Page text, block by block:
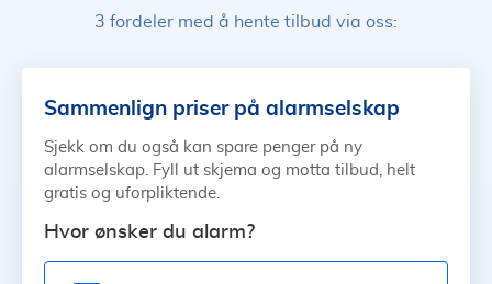
3 fordeler med å hente tilbud via oss:
Sammenlign priser på alarmselskap
Sjekk om du også kan spare penger på ny
alarmselskap. Fyll ut skjema og motta tilbud, helt
gratis og uforpliktende.
Hvor ønsker du alarm?